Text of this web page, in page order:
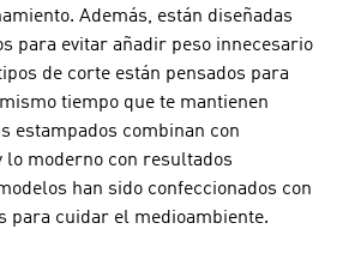
Además, están diseñadas
para evitar añadir peso innecesario
de corte están pensados para
tiempo que te mantienen
estampados combinan con
moderno con resultados
han sido confeccionados con
para cuidar el medioambiente.